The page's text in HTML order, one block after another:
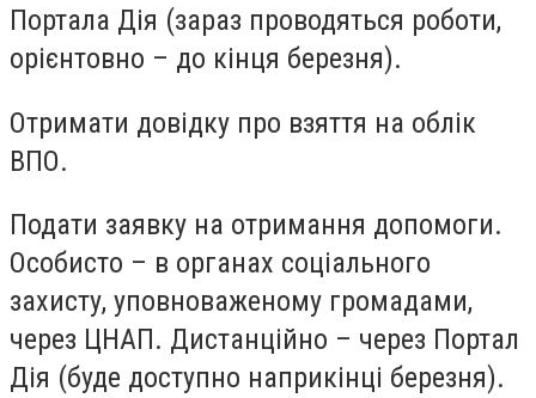
Портала Дія (зараз проводяться роботи,
орієнтовно – до кінця березня).
Отримати довідку про взяття на облік
ВПО.
Подати заявку на отримання допомоги.
Особисто – в органах соціального
захисту, уповноваженому громадами,
через ЦНАП. Дистанційно – через Портал
Дія (буде доступно наприкінці березня).